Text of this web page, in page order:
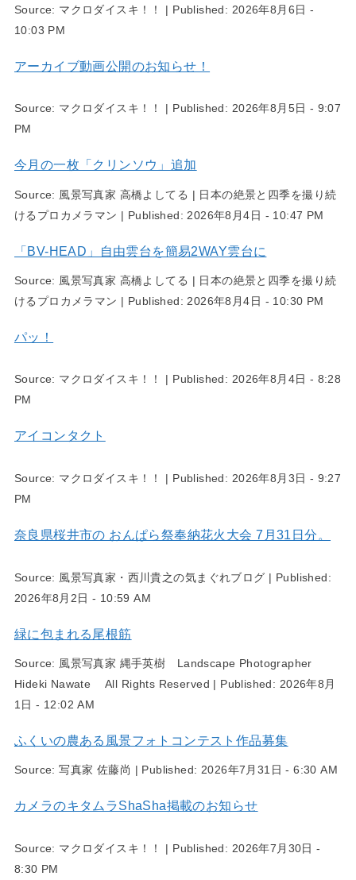
Source: マクロダイスキ！！ | Published: 2026年8月6日 -
10:03 PM
アーカイブ動画公開のお知らせ！
Source: マクロダイスキ！！ | Published: 2026年8月5日 - 9:07
PM
今月の一枚「クリンソウ」追加
Source: 風景写真家 高橋よしてる | 日本の絶景と四季を撮り続
けるプロカメラマン | Published: 2026年8月4日 - 10:47 PM
「BV-HEAD」自由雲台を簡易2WAY雲台に
Source: 風景写真家 高橋よしてる | 日本の絶景と四季を撮り続
けるプロカメラマン | Published: 2026年8月4日 - 10:30 PM
パッ！
Source: マクロダイスキ！！ | Published: 2026年8月4日 - 8:28
PM
アイコンタクト
Source: マクロダイスキ！！ | Published: 2026年8月3日 - 9:27
PM
奈良県桜井市の おんぱら祭奉納花火大会 7月31日分。
Source: 風景写真家・西川貴之の気まぐれブログ | Published:
2026年8月2日 - 10:59 AM
緑に包まれる尾根筋
Source: 風景写真家 縄手英樹 Landscape Photographer
Hideki Nawate All Rights Reserved | Published: 2026年8月
1日 - 12:02 AM
ふくいの農ある風景フォトコンテスト作品募集
Source:写真家 佐藤尚 | Published: 2026年7月31日 - 6:30 AM
カメラのキタムラShaSha掲載のお知らせ
Source: マクロダイスキ！！ | Published: 2026年7月30日 -
8:30 PM